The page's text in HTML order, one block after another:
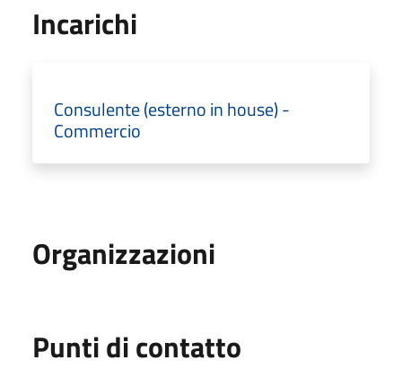
Incarichi
Consulente (esterno in house) -
Commercio
Organizzazioni
Punti di contatto